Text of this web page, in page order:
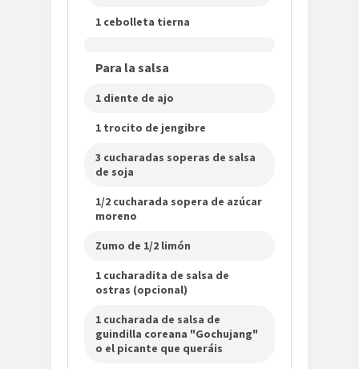
1 cebolleta tierna
Para la salsa
1 diente de ajo
1 trocito de jengibre
3 cucharadas soperas de salsa
de soja
1/2 cucharada sopera de azúcar
moreno
Zumo de 1/2 limón
1 cucharadita de salsa de
ostras (opcional)
1 cucharada de salsa de
guindilla coreana "Gochujang"
o el picante que queráis